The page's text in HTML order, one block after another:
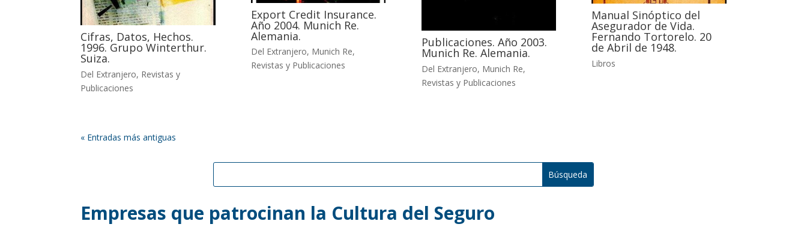
Cifras, Datos, Hechos.
1996. Grupo Winterthur.
Suiza.
Del Extranjero, Revistas y
Publicaciones
Export Credit Insurance.
Año 2004. Munich Re.
Alemania.
Del Extranjero, Munich Re,
Revistas y Publicaciones
Publicaciones. Año 2003.
Munich Re. Alemania.
Del Extranjero, Munich Re,
Revistas y Publicaciones
Manual Sinóptico del
Asegurador de Vida.
Fernando Tortorelo. 20
de Abril de 1948.
Libros
« Entradas más antiguas
Empresas que patrocinan la Cultura del Seguro